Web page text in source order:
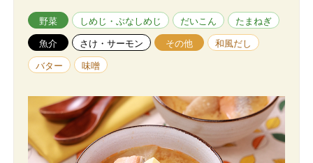
野菜 しめじ・ぶなしめじ だいこん たまねぎ
魚介 さけ・サーモン その他 和風だし
バター 味噌